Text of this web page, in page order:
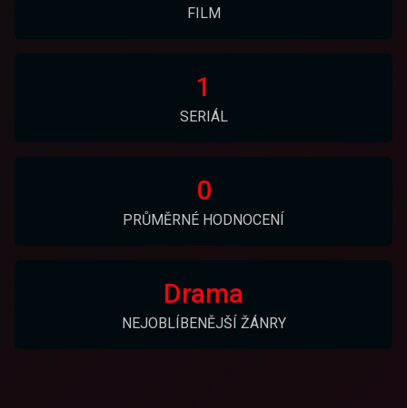
FILM
1
SERIÁL
0
PRŮMĚRNÉ HODNOCENÍ
Drama
NEJOBLÍBENĚJŠÍ ŽÁNRY